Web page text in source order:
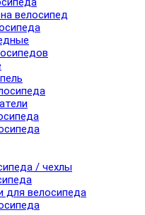
велосипед
/ чехлы
для велосипеда